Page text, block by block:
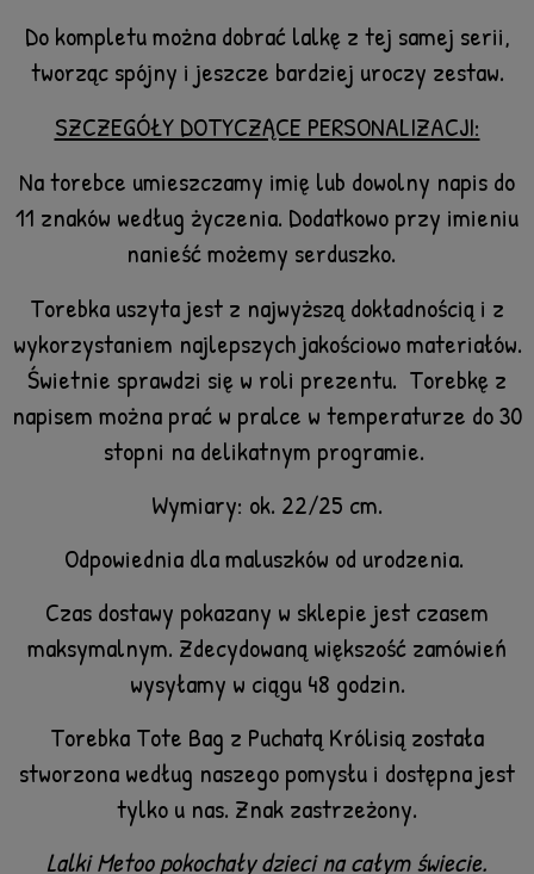
Do kompletu można dobrać lalkę z tej samej serii,
tworząc spójny i jeszcze bardziej uroczy zestaw.
SZCZEGÓŁY DOTYCZĄCE PERSONALIZACJI:
Na torebce umieszczamy imię lub dowolny napis do
11 znaków według życzenia. Dodatkowo przy imieniu
nanieść możemy serduszko.
Torebka uszyta jest z najwyższą dokładnością i z
wykorzystaniem najlepszych jakościowo materiałów.
Świetnie sprawdzi się w roli prezentu. Torebkę z
napisem można prać w pralce w temperaturze do 30
stopni na delikatnym programie.
Wymiary: ok. 22/25 cm.
Odpowiednia dla maluszków od urodzenia.
Czas dostawy pokazany w sklepie jest czasem
maksymalnym. Zdecydowaną większość zamówień
wysyłamy w ciągu 48 godzin.
Torebka Tote Bag z Puchatą Królisią została
stworzona według naszego pomysłu i dostępna jest
tylko u nas. Znak zastrzeżony.
Lalki Metoo pokochały dzieci na całym świecie.